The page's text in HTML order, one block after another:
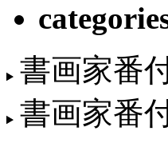
書画家番
書画家番